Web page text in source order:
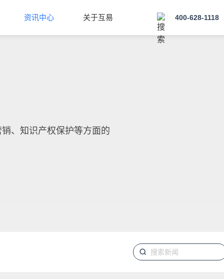
资讯中心 关于互易 400-628-1118
、知识产权保护等方面的